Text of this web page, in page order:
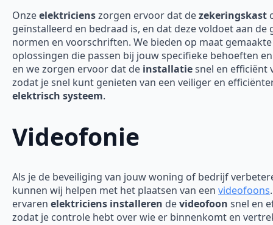
Onzeelektricienszorgen ervoor dat dezekeringskast
geïnstalleerd en bedraad is, en dat deze voldoet aan de
normen en voorschriften. We bieden op maat gemaakte
oplossingen die passen bij jouw specifieke behoeften
en we zorgen ervoor dat de installatiesnel en efficiënt
zodat je snel kunt genieten van een veiliger en
elektrisch systeem.
Videofonie
Als je de beveiliging van jouw woning of bedrijf
kunnen wij helpen met het plaatsen van een videofoons
ervaren elektriciens installeren devideofoon snel en
zodat je controle hebt over wie er binnenkomt en